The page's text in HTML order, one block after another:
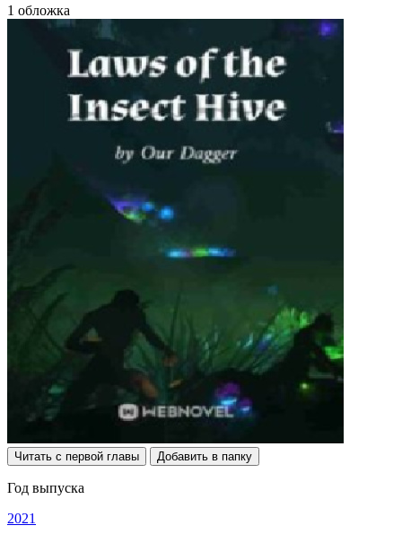
1 обложка
Читать с первой главы Добавить в папку
Год выпуска
2021